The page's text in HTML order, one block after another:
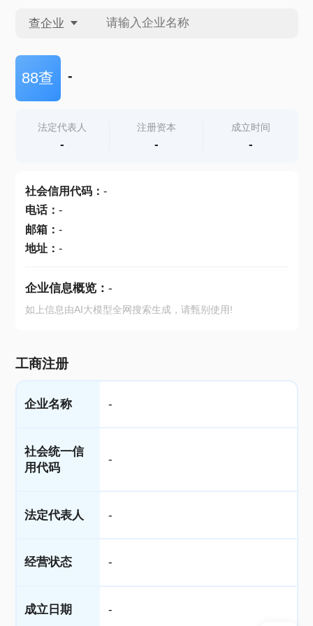
查企业
查企业
查产地
88查 -
法定代表人
-
注册资本
-
成立时间
-
社会信用代码： -
电话： -
邮箱： -
地址： -
企业信息概览： -
如上信息由AI大模型全网搜索生成，请甄别使用!
工商注册
企业名称 -
社会统一信
用代码
-
法定代表人 -
经营状态 -
成立日期 -